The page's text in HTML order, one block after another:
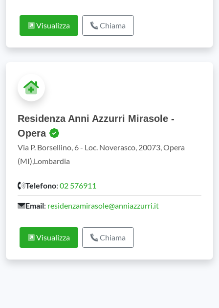
Visualizza Chiama
Residenza Anni Azzurri Mirasole -
Opera
Via P. Borsellino, 6 - Loc. Noverasco, 20073, Opera
(MI),Lombardia
Telefono: 02 576911
Email: residenzamirasole@anniazzurri.it
Visualizza Chiama